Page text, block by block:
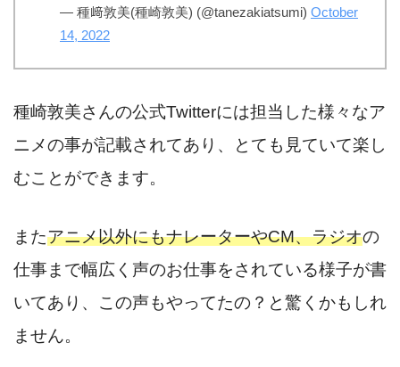
— 種﨑敦美(種崎敦美) (@tanezakiatsumi) October
14, 2022
種崎敦美さんの公式Twitterには担当した様々なア
ニメの事が記載されてあり、とても見ていて楽し
むことができます。
またアニメ以外にもナレーターやCM、ラジオの
仕事まで幅広く声のお仕事をされている様子が書
いてあり、この声もやってたの？と驚くかもしれ
ません。